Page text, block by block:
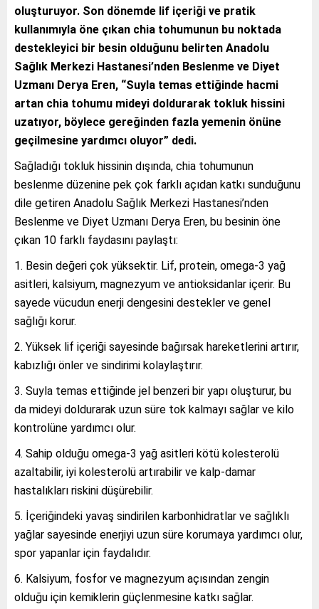
oluşturuyor. Son dönemde lif içeriği ve pratik
kullanımıyla öne çıkan chia tohumunun bu noktada
destekleyici bir besin olduğunu belirten Anadolu
Sağlık Merkezi Hastanesi’nden Beslenme ve Diyet
Uzmanı Derya Eren, “Suyla temas ettiğinde hacmi
artan chia tohumu mideyi doldurarak tokluk hissini
uzatıyor, böylece gereğinden fazla yemenin önüne
geçilmesine yardımcı oluyor” dedi.
Sağladığı tokluk hissinin dışında, chia tohumunun
beslenme düzenine pek çok farklı açıdan katkı sunduğunu
dile getiren Anadolu Sağlık Merkezi Hastanesi’nden
Beslenme ve Diyet Uzmanı Derya Eren, bu besinin öne
çıkan 10 farklı faydasını paylaştı:
Besin değeri çok yüksektir. Lif, protein, omega-3 yağ
asitleri, kalsiyum, magnezyum ve antioksidanlar içerir. Bu
sayede vücudun enerji dengesini destekler ve genel
sağlığı korur.
Yüksek lif içeriği sayesinde bağırsak hareketlerini artırır,
kabızlığı önler ve sindirimi kolaylaştırır.
Suyla temas ettiğinde jel benzeri bir yapı oluşturur, bu
da mideyi doldurarak uzun süre tok kalmayı sağlar ve kilo
kontrolüne yardımcı olur.
Sahip olduğu omega-3 yağ asitleri kötü kolesterolü
azaltabilir, iyi kolesterolü artırabilir ve kalp-damar
hastalıkları riskini düşürebilir.
İçeriğindeki yavaş sindirilen karbonhidratlar ve sağlıklı
yağlar sayesinde enerjiyi uzun süre korumaya yardımcı olur,
spor yapanlar için faydalıdır.
Kalsiyum, fosfor ve magnezyum açısından zengin
olduğu için kemiklerin güçlenmesine katkı sağlar.